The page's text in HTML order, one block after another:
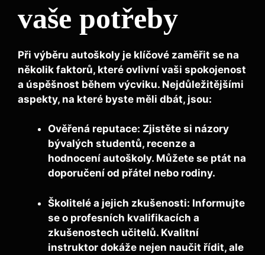
vaše potřeby
Při výběru autoškoly je klíčové zaměřit se na
několik faktorů, které ovlivní vaši spokojenost
a úspěšnost během výcviku. Nejdůležitějšími
aspekty, na které byste měli dbát, jsou:
Ověřená reputace: Zjistěte si názory
bývalých studentů, recenze a
hodnocení autoškoly. Můžete se ptát na
doporučení od přátel nebo rodiny.
Školitelé a jejich zkušenosti: Informujte
se o profesních kvalifikacích a
zkušenostech učitelů. Kvalitní
instruktor dokáže nejen naučit řídit, ale